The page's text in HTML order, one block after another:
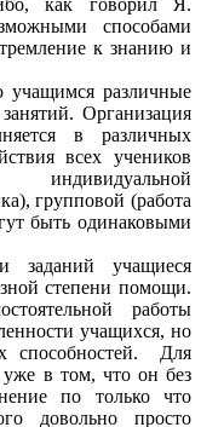
как говорил Я.
способами
к знанию и
учащимся различные
Организация
в различных
всех учеников
групповой (работа
быть одинаковыми
заданий учащиеся
степени помощи.
работы
учащихся, но
способностей. Для
уже в том, что он без
по только что
довольно просто